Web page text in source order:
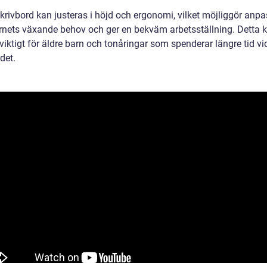
kan justeras i höjd och ergonomi, vilket möjliggör
växande behov och ger en bekväm arbetsställning. Detta
för äldre barn och tonåringar som spenderar längre tid